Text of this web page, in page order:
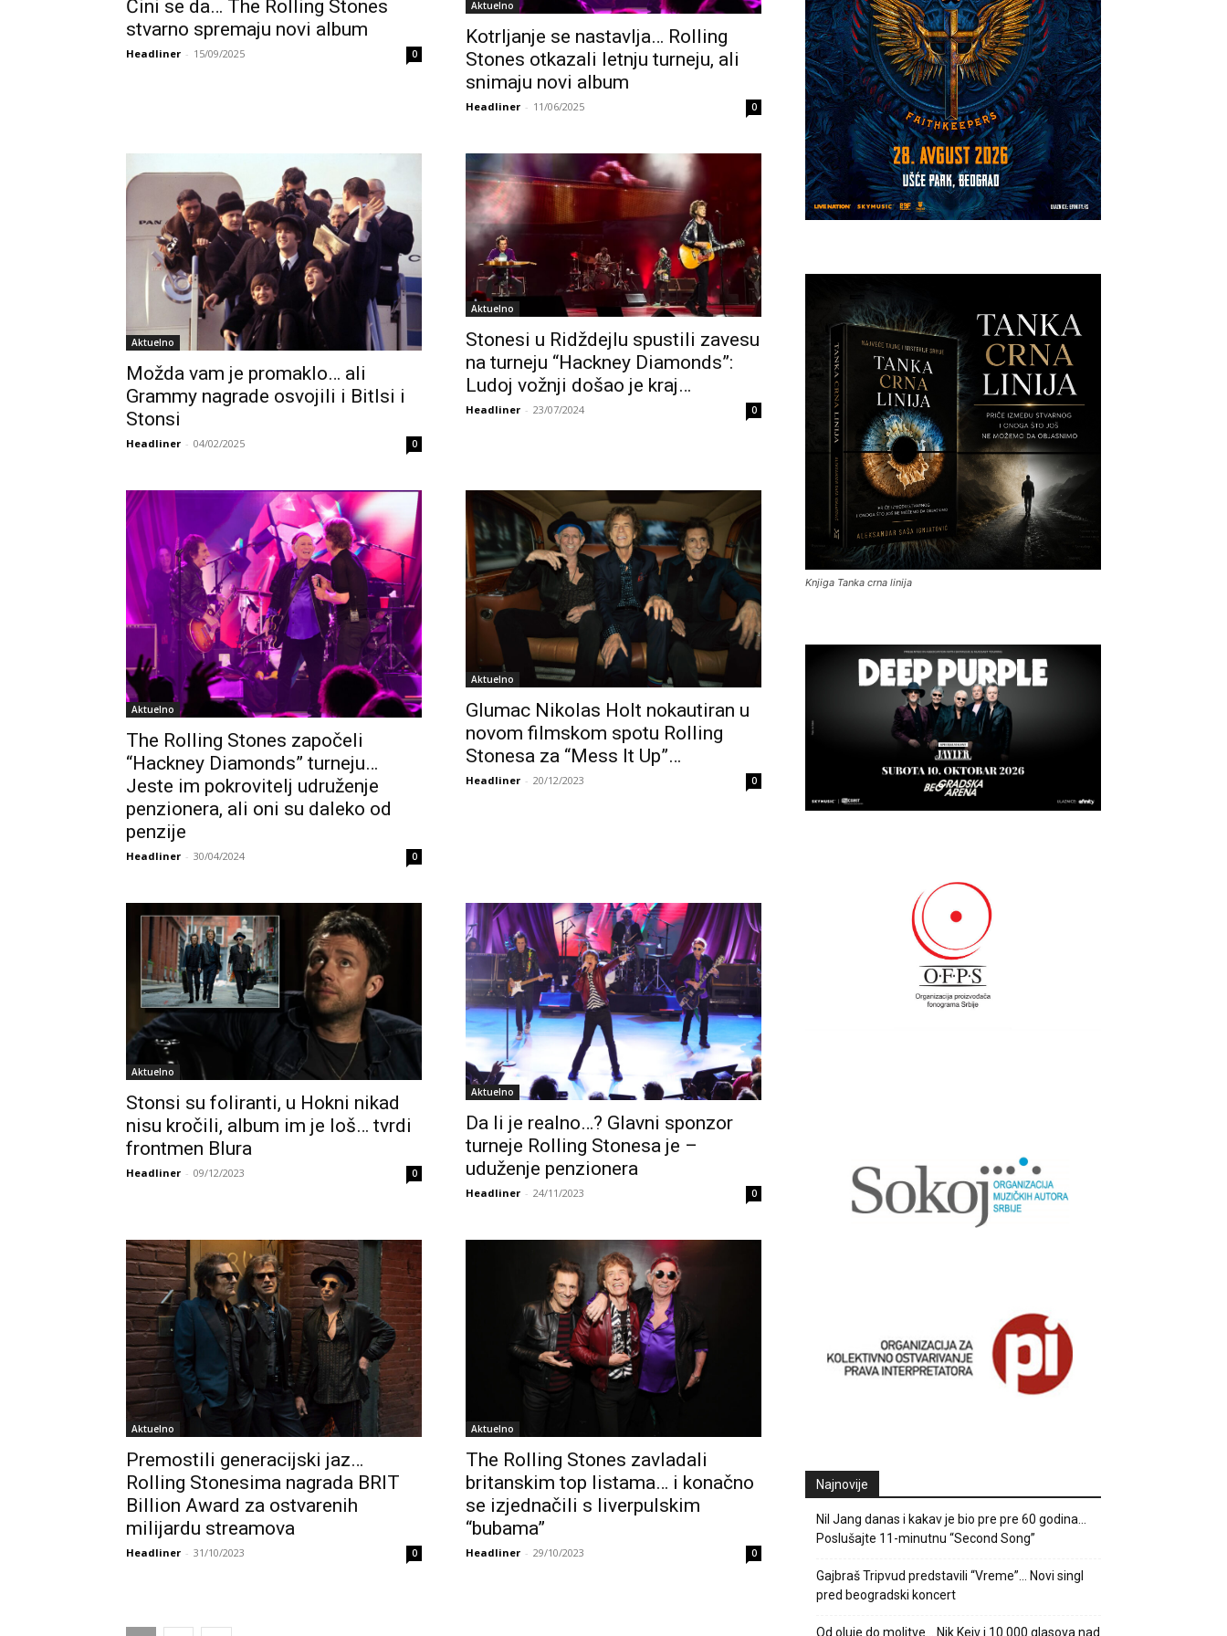
Čini se da… The Rolling Stones
stvarno spremaju novi album
Headliner - 15/09/2025 0
Aktuelno
Kotrljanje se nastavlja… Rolling
Stones otkazali letnju turneju, ali
snimaju novi album
Headliner - 11/06/2025 0
Aktuelno
Možda vam je promaklo… ali
Grammy nagrade osvojili i Bitlsi i
Stonsi
Headliner - 04/02/2025 0
Aktuelno
Stonesi u Ridždejlu spustili zavesu
na turneju “Hackney Diamonds”:
Ludoj vožnji došao je kraj…
Headliner - 23/07/2024 0
Aktuelno
The Rolling Stones započeli
“Hackney Diamonds” turneju…
Jeste im pokrovitelj udruženje
penzionera, ali oni su daleko od
penzije
Headliner - 30/04/2024 0
Aktuelno
Glumac Nikolas Holt nokautiran u
novom filmskom spotu Rolling
Stonesa za “Mess It Up”…
Headliner - 20/12/2023 0
Aktuelno
Stonsi su foliranti, u Hokni nikad
nisu kročili, album im je loš… tvrdi
frontmen Blura
Headliner - 09/12/2023 0
Aktuelno
Da li je realno…? Glavni sponzor
turneje Rolling Stonesa je –
uduženje penzionera
Headliner - 24/11/2023 0
Aktuelno
Premostili generacijski jaz…
Rolling Stonesima nagrada BRIT
Billion Award za ostvarenih
milijardu streamova
Headliner - 31/10/2023 0
Aktuelno
The Rolling Stones zavladali
britanskim top listama… i konačno
se izjednačili s liverpulskim
“bubama”
Headliner - 29/10/2023 0
Knjiga Tanka crna linija
Najnovije
Nil Jang danas i kakav je bio pre pre 60 godina…
Poslušajte 11-minutnu “Second Song”
Gajbraš Tripvud predstavili “Vreme”… Novi singl
pred beogradski koncert
Od oluje do molitve… Nik Kejv i 10.000 glasova nad